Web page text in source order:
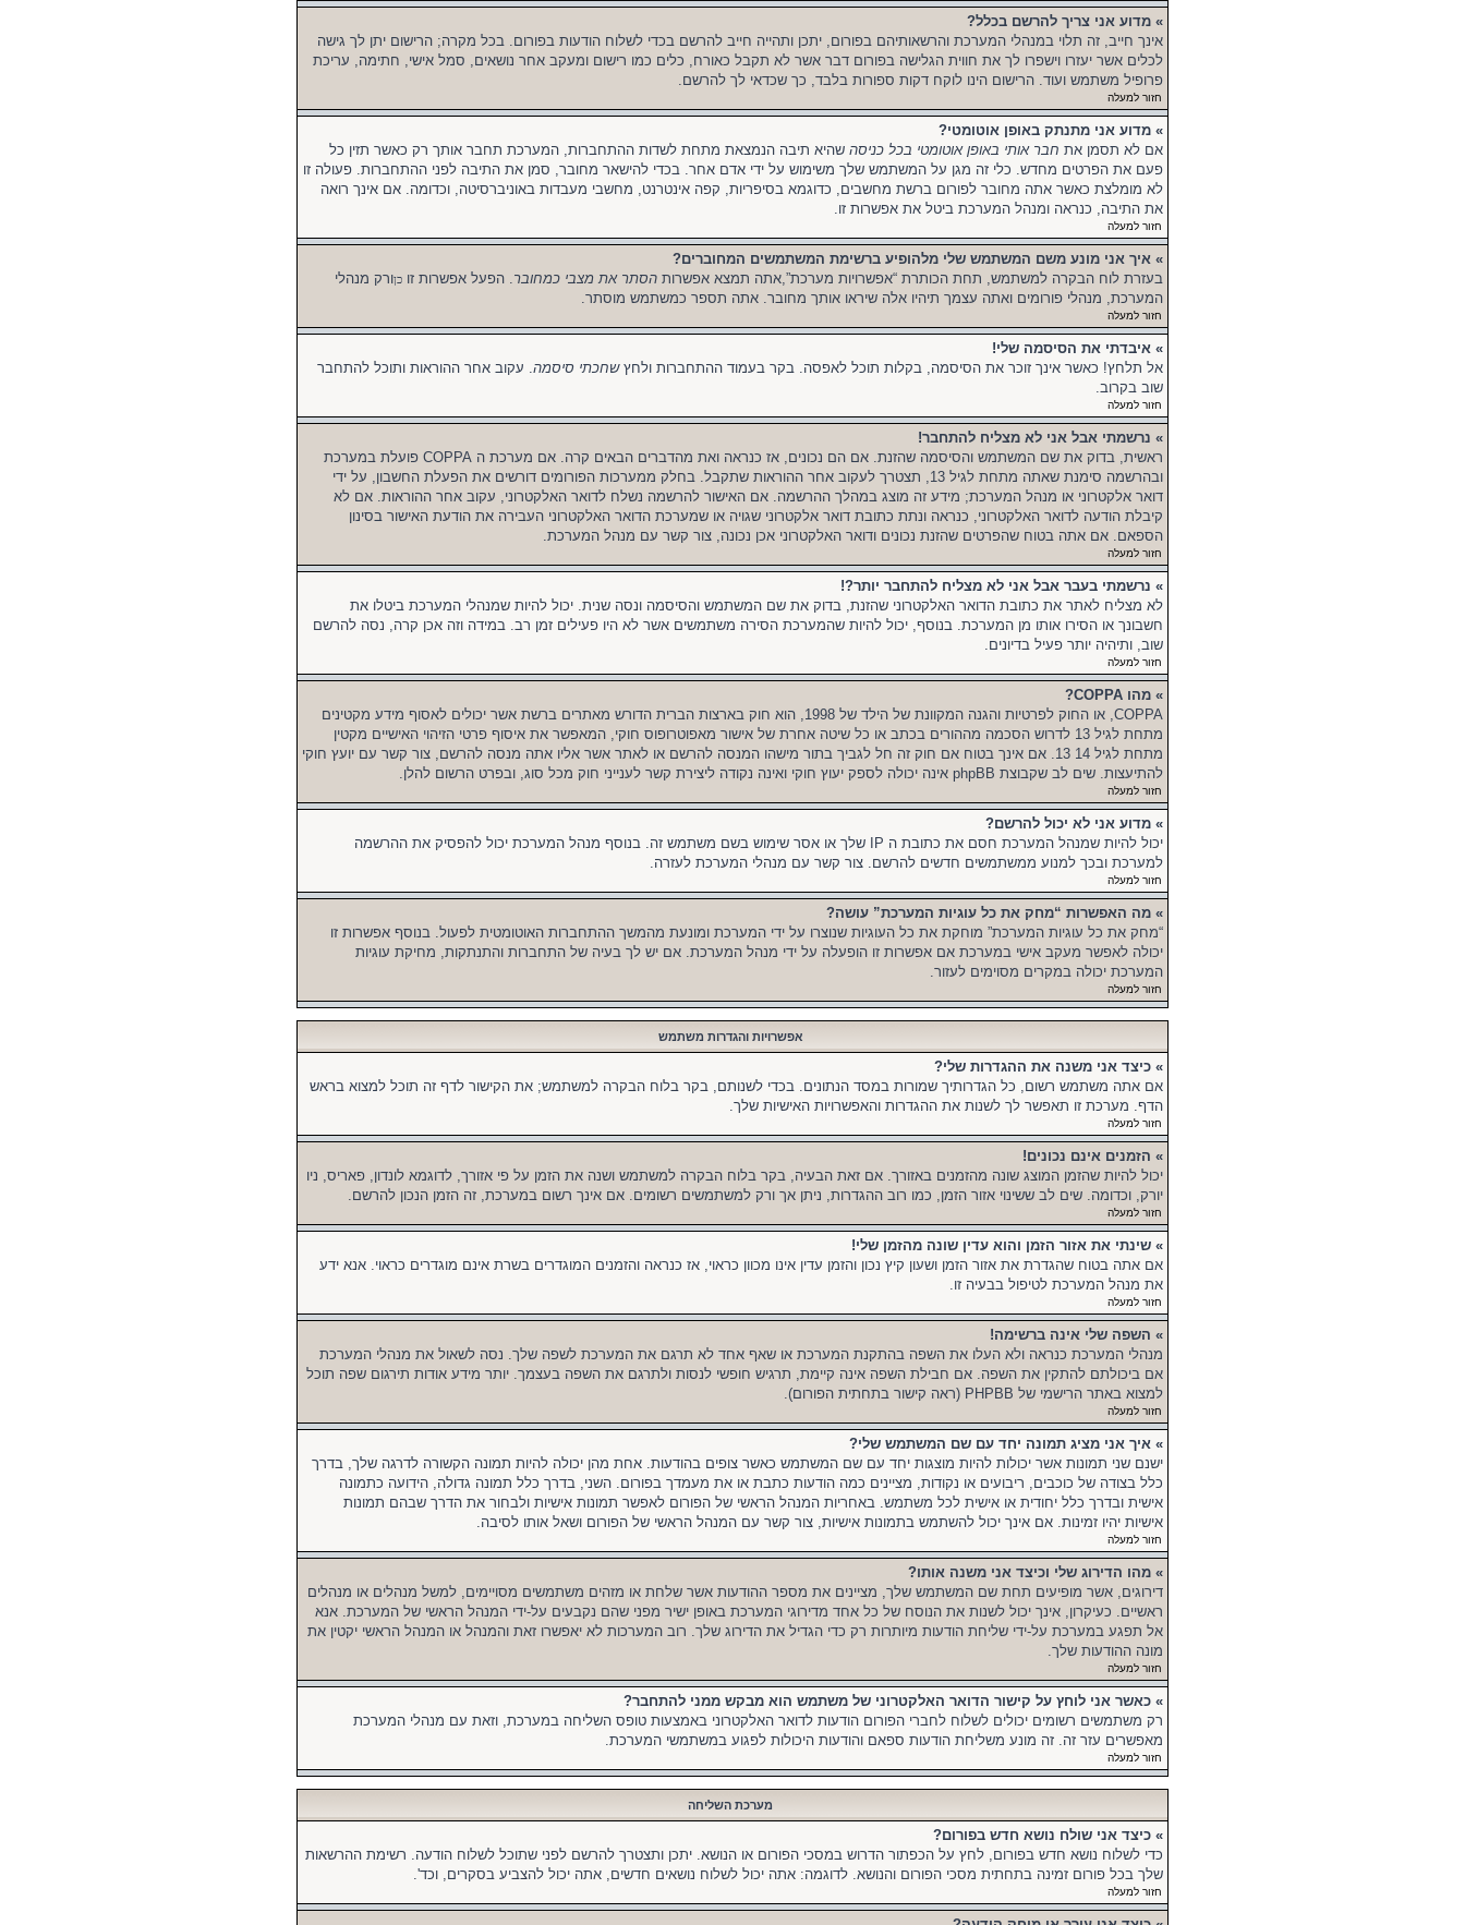
» מדוע אני צריך להרשם בכלל?
אינך חייב, זה תלוי במנהלי המערכת והרשאותיהם בפורום, יתכן ותהייה חייב להרשם בכדי לשלוח הודעות בפורום. בכל מקרה; הרישום יתן לך גישה
לכלים אשר יעזרו וישפרו לך את חווית הגלישה בפורום דבר אשר לא תקבל כאורח, כלים כמו רישום ומעקב אחר נושאים, סמל אישי, חתימה, עריכת
פרופיל משתמש ועוד. הרישום הינו לוקח דקות ספורות בלבד, כך שכדאי לך להרשם.
חזור למעלה
» מדוע אני מתנתק באופן אוטומטי?
אם לא תסמן את חבר אותי באופן אוטומטי בכל כניסה שהיא תיבה הנמצאת מתחת לשדות ההתחברות, המערכת תחבר אותך רק כאשר תזין כל
פעם את הפרטים מחדש. כלי זה מגן על המשתמש שלך משימוש על ידי אדם אחר. בכדי להישאר מחובר, סמן את התיבה לפני ההתחברות. פעולה זו
לא מומלצת כאשר אתה מחובר לפורום ברשת מחשבים, כדוגמא בסיפריות, קפה אינטרנט, מחשבי מעבדות באוניברסיטה, וכדומה. אם אינך רואה
את התיבה, כנראה ומנהל המערכת ביטל את אפשרות זו.
חזור למעלה
» איך אני מונע משם המשתמש שלי מלהופיע ברשימת המשתמשים המחוברים?
בעזרת לוח הבקרה למשתמש, תחת הכותרת “אפשרויות מערכת”,אתה תמצא אפשרות הסתר את מצבי כמחובר. הפעל אפשרות זו כןורק מנהלי
המערכת, מנהלי פורומים ואתה עצמך תיהיו אלה שיראו אותך מחובר. אתה תספר כמשתמש מוסתר.
חזור למעלה
» איבדתי את הסיסמה שלי!
אל תלחץ! כאשר אינך זוכר את הסיסמה, בקלות תוכל לאפסה. בקר בעמוד ההתחברות ולחץשחכתי סיסמה. עקוב אחר ההוראות ותוכל להתחבר
שוב בקרוב.
חזור למעלה
» נרשמתי אבל אני לא מצליח להתחבר!
ראשית, בדוק את שם המשתמש והסיסמה שהזנת. אם הם נכונים, אז כנראה ואת מהדברים הבאים קרה. אם מערכת ה COPPA פועלת במערכת
ובהרשמה סימנת שאתה מתחת לגיל 13, תצטרך לעקוב אחר ההוראות שתקבל. בחלק ממערכות הפורומים דורשים את הפעלת החשבון, על ידי
דואר אלקטרוני או מנהל המערכת; מידע זה מוצג במהלך ההרשמה. אם האישור להרשמה נשלח לדואר האלקטרוני, עקוב אחר ההוראות. אם לא
קיבלת הודעה לדואר האלקטרוני, כנראה ונתת כתובת דואר אלקטרוני שגויה או שמערכת הדואר האלקטרוני העבירה את הודעת האישור בסינון
הספאם. אם אתה בטוח שהפרטים שהזנת נכונים ודואר האלקטרוני אכן נכונה, צור קשר עם מנהל המערכת.
חזור למעלה
» נרשמתי בעבר אבל אני לא מצליח להתחבר יותר?!
לא מצליח לאתר את כתובת הדואר האלקטרוני שהזנת, בדוק את שם המשתמש והסיסמה ונסה שנית. יכול להיות שמנהלי המערכת ביטלו את
חשבונך או הסירו אותו מן המערכת. בנוסף, יכול להיות שהמערכת הסירה משתמשים אשר לא היו פעילים זמן רב. במידה וזה אכן קרה, נסה להרשם
שוב, ותיהיה יותר פעיל בדיונים.
חזור למעלה
» מהו COPPA?
COPPA, או החוק לפרטיות והגנה המקוונת של הילד של 1998, הוא חוק בארצות הברית הדורש מאתרים ברשת אשר יכולים לאסוף מידע מקטינים
מתחת לגיל 13 לדרוש הסכמה מההורים בכתב או כל שיטה אחרת של אישור מאפוטרופוס חוקי, המאפשר את איסוף פרטי הזיהוי האישיים מקטין
מתחת לגיל 14 13. אם אינך בטוח אם חוק זה חל לגביך בתור מישהו המנסה להרשם או לאתר אשר אליו אתה מנסה להרשם, צור קשר עם יועץ חוקי
להתיעצות. שים לב שקבוצת phpBB אינה יכולה לספק יעוץ חוקי ואינה נקודה ליצירת קשר לענייני חוק מכל סוג, ובפרט הרשום להלן.
חזור למעלה
» מדוע אני לא יכול להרשם?
יכול להיות שמנהל המערכת חסם את כתובת ה IP שלך או אסר שימוש בשם משתמש זה. בנוסף מנהל המערכת יכול להפסיק את ההרשמה
למערכת ובכך למנוע ממשתמשים חדשים להרשם. צור קשר עם מנהלי המערכת לעזרה.
חזור למעלה
» מה האפשרות “מחק את כל עוגיות המערכת” עושה?
“מחק את כל עוגיות המערכת” מוחקת את כל העוגיות שנוצרו על ידי המערכת ומונעת מהמשך ההתחברות האוטומטית לפעול. בנוסף אפשרות זו
יכולה לאפשר מעקב אישי במערכת אם אפשרות זו הופעלה על ידי מנהל המערכת. אם יש לך בעיה של התחברות והתנתקות, מחיקת עוגיות
המערכת יכולה במקרים מסוימים לעזור.
חזור למעלה
אפשרויות והגדרות משתמש
» כיצד אני משנה את ההגדרות שלי?
אם אתה משתמש רשום, כל הגדרותיך שמורות במסד הנתונים. בכדי לשנותם, בקר בלוח הבקרה למשתמש; את הקישור לדף זה תוכל למצוא בראש
הדף. מערכת זו תאפשר לך לשנות את ההגדרות והאפשרויות האישיות שלך.
חזור למעלה
» הזמנים אינם נכונים!
יכול להיות שהזמן המוצג שונה מהזמנים באזורך. אם זאת הבעיה, בקר בלוח הבקרה למשתמש ושנה את הזמן על פי אזורך, לדוגמא לונדון, פאריס, ניו
יורק, וכדומה. שים לב ששינוי אזור הזמן, כמו רוב ההגדרות, ניתן אך ורק למשתמשים רשומים. אם אינך רשום במערכת, זה הזמן הנכון להרשם.
חזור למעלה
» שינתי את אזור הזמן והוא עדין שונה מהזמן שלי!
אם אתה בטוח שהגדרת את אזור הזמן ושעון קיץ נכון והזמן עדין אינו מכוון כראוי, אז כנראה והזמנים המוגדרים בשרת אינם מוגדרים כראוי. אנא ידע
את מנהל המערכת לטיפול בבעיה זו.
חזור למעלה
» השפה שלי אינה ברשימה!
מנהלי המערכת כנראה ולא העלו את השפה בהתקנת המערכת או שאף אחד לא תרגם את המערכת לשפה שלך. נסה לשאול את מנהלי המערכת
אם ביכולתם להתקין את השפה. אם חבילת השפה אינה קיימת, תרגיש חופשי לנסות ולתרגם את השפה בעצמך. יותר מידע אודות תירגום שפה תוכל
למצוא באתר הרישמי של PHPBB (ראה קישור בתחתית הפורום).
חזור למעלה
» איך אני מציג תמונה יחד עם שם המשתמש שלי?
ישנם שני תמונות אשר יכולות להיות מוצגות יחד עם שם המשתמש כאשר צופים בהודעות. אחת מהן יכולה להיות תמונה הקשורה לדרגה שלך, בדרך
כלל בצודה של כוכבים, ריבועים או נקודות, מציינים כמה הודעות כתבת או את מעמדך בפורום. השני, בדרך כלל תמונה גדולה, הידועה כתמונה
אישית ובדרך כלל יחודית או אישית לכל משתמש. באחריות המנהל הראשי של הפורום לאפשר תמונות אישיות ולבחור את הדרך שבהם תמונות
אישיות יהיו זמינות. אם אינך יכול להשתמש בתמונות אישיות, צור קשר עם המנהל הראשי של הפורום ושאל אותו לסיבה.
חזור למעלה
» מהו הדירוג שלי וכיצד אני משנה אותו?
דירוגים, אשר מופיעים תחת שם המשתמש שלך, מציינים את מספר ההודעות אשר שלחת או מזהים משתמשים מסויימים, למשל מנהלים או מנהלים
ראשיים. כעיקרון, אינך יכול לשנות את הנוסח של כל אחד מדירוגי המערכת באופן ישיר מפני שהם נקבעים על-ידי המנהל הראשי של המערכת. אנא
אל תפגע במערכת על-ידי שליחת הודעות מיותרות רק כדי הגדיל את הדירוג שלך. רוב המערכות לא יאפשרו זאת והמנהל או המנהל הראשי יקטין את
מונה ההודעות שלך.
חזור למעלה
» כאשר אני לוחץ על קישור הדואר האלקטרוני של משתמש הוא מבקש ממני להתחבר?
רק משתמשים רשומים יכולים לשלוח לחברי הפורום הודעות לדואר האלקטרוני באמצעות טופס השליחה במערכת, וזאת עם מנהלי המערכת
מאפשרים עזר זה. זה מונע משליחת הודעות ספאם והודעות היכולות לפגוע במשתמשי המערכת.
חזור למעלה
מערכת השליחה
» כיצד אני שולח נושא חדש בפורום?
כדי לשלוח נושא חדש בפורום, לחץ על הכפתור הדרוש במסכי הפורום או הנושא. יתכן ותצטרך להרשם לפני שתוכל לשלוח הודעה. רשימת ההרשאות
שלך בכל פורום זמינה בתחתית מסכי הפורום והנושא. לדוגמה: אתה יכול לשלוח נושאים חדשים, אתה יכול להצביע בסקרים, וכד'.
חזור למעלה